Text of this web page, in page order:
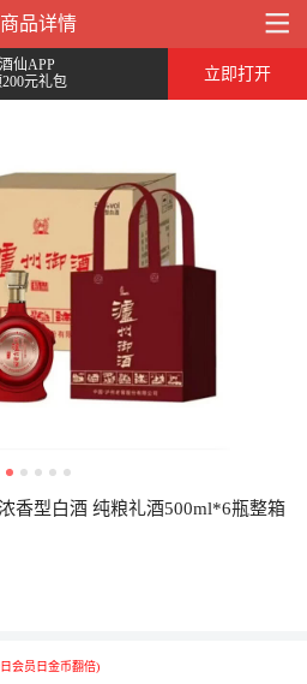
商品详情
仙APP
元礼包
立即打开
香型白酒 纯粮礼酒500ml*6瓶整箱
会员日金币翻倍)